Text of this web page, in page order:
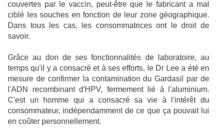
couvertes par le vaccin, peut-être que le fabricant a mal
ciblé les souches en fonction de leur zone géographique.
Dans tous les cas, les consommatrices ont le droit de
savoir.
Grâce au don de ses fonctionnalités de laboratoire, au
temps qu'il y a consacré et à ses efforts, le Dr Lee a été en
mesure de confirmer la contamination du Gardasil par de
l'ADN recombinant d'HPV, fermement lié à l'aluminium.
C'est un homme qui a consacré sa vie à l'intérêt du
consommateur, indépendamment de ce que ça pouvait lui
en coûter personnellement.